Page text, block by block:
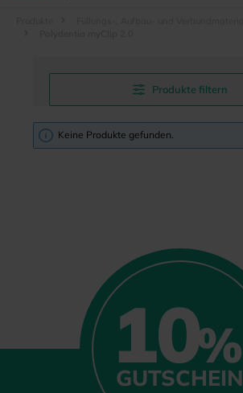
Produkte filtern
Keine Produkte gefunden.
10%
GUTSCHEIN